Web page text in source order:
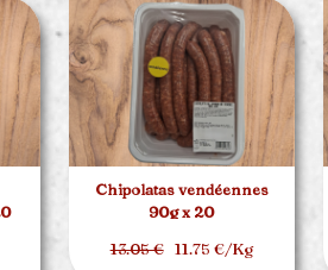
Chipolatas vendéennes
90g x 20
13.05 €11.75 €/Kg